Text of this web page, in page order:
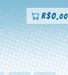
R$0,00